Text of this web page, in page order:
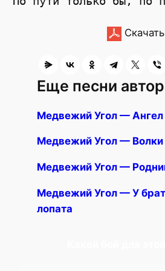
Скачать
Еще песни
Медвежий Угол — Ангел
Медвежий Угол — Волки
Медвежий Угол —
Медвежий Угол — У
лопата